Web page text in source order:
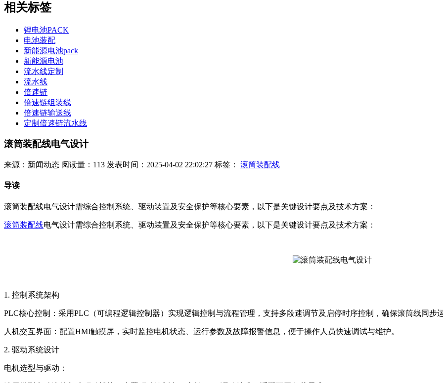
相关标签
锂电池PACK
电池装配
新能源电池pack
新能源电池
流水线定制
流水线
倍速链
倍速链组装线
倍速链输送线
定制倍速链流水线
滚筒装配线电气设计
来源：新闻动态 阅读量：113 发表时间：2025-04-02 22:02:27 标签： 滚筒装配线
导读
滚筒装配线电气设计需综合控制系统、驱动装置及安全保护等核心要素，以下是关键设计要点及技术方案：
滚筒装配线电气设计需综合控制系统、驱动装置及安全保护等核心要素，以下是关键设计要点及技术方案：
‌1. 控制系统架构‌
‌PLC核心控制‌：采用PLC（可编程逻辑控制器）实现逻辑控制与流程管理，支持多段速调节及启停时序控制，确保滚筒线同步
‌人机交互界面‌：配置HMI触摸屏，实时监控电机状态、运行参数及故障报警信息，便于操作人员快速调试与维护‌。
‌2. 驱动系统设计‌
‌电机选型与驱动‌：